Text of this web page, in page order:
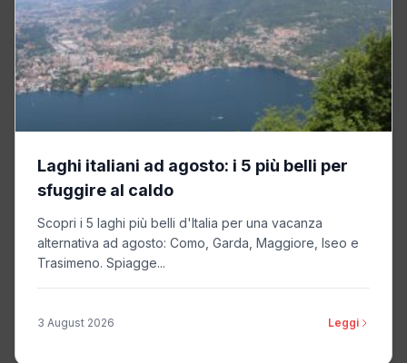
Laghi italiani ad agosto: i 5 più belli per
sfuggire al caldo
Scopri i 5 laghi più belli d'Italia per una vacanza
alternativa ad agosto: Como, Garda, Maggiore, Iseo e
Trasimeno. Spiagge...
3 August 2026 Leggi